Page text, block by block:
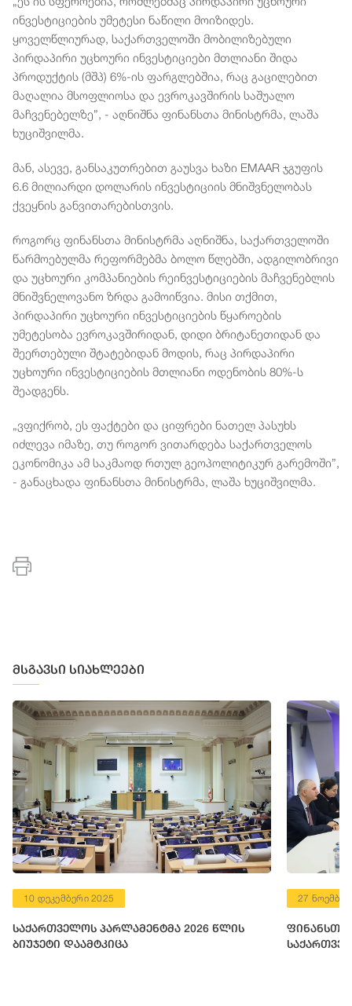
ინვესტიციების უმეტესი ნაწილი მოიზიდეს.
ყოველწლიურად, საქართველოში მობილიზებული
პირდაპირი უცხოური ინვესტიციები მთლიანი შიდა
პროდუქტის (მშპ) 6%-ის ფარგლებშია, რაც გაცილებით
მაღალია მსოფლიოსა და ევროკავშირის საშუალო
მაჩვენებელზე”, - აღნიშნა ფინანსთა მინისტრმა, ლაშა
ხუციშვილმა.
მან, ასევე, განსაკუთრებით გაუსვა ხაზი EMAAR ჯგუფის
6.6 მილიარდი დოლარის ინვესტიციის მნიშვნელობას
ქვეყნის განვითარებისთვის.
როგორც ფინანსთა მინისტრმა აღნიშნა, საქართველოში
წარმოებულმა რეფორმებმა ბოლო წლებში, ადგილობრივი
და უცხოური კომპანიების რეინვესტიციების მაჩვენებლის
მნიშვნელოვანო ზრდა გამოიწვია. მისი თქმით,
პირდაპირი უცხოური ინვესტიციების წყაროების
უმეტესობა ევროკავშირიდან, დიდი ბრიტანეთიდან და
შეერთებული შტატებიდან მოდის, რაც პირდაპირი
უცხოური ინვესტიციების მთლიანი ოდენობის 80%-ს
შეადგენს.
„ვფიქრობ, ეს ფაქტები და ციფრები ნათელ პასუხს
იძლევა იმაზე, თუ როგორ ვითარდება საქართველოს
ეკონომიკა ამ საკმაოდ რთულ გეოპოლიტიკურ გარემოში”,
- განაცხადა ფინანსთა მინისტრმა, ლაშა ხუციშვილმა.
მსგავსი სიახლეები
10 დეკემბერი 2025
საქართველოს პარლამენტმა 2026 წლის
ბიუჯეტი დაამტკიცა
27
ფინანსთა